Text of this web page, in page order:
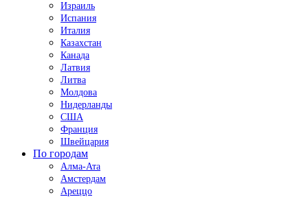
Израиль
Испания
Италия
Казахстан
Канада
Латвия
Литва
Молдова
Нидерланды
США
Франция
Швейцария
По городам
Алма-Ата
Амстердам
Ареццо